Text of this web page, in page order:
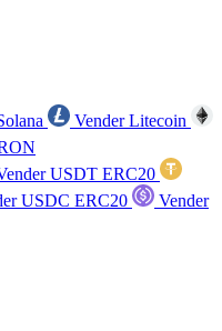
Vender Litecoin
USDT ERC20
USDC ERC20
Vender